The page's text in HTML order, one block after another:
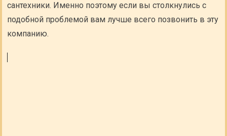
сантехники. Именно поэтому если вы столкнулись с
подобной проблемой вам лучше всего позвонить в эту
компанию.